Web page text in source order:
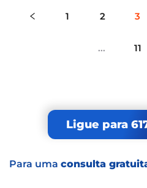
1 2 3
... 11
Ligue para
Para uma consulta